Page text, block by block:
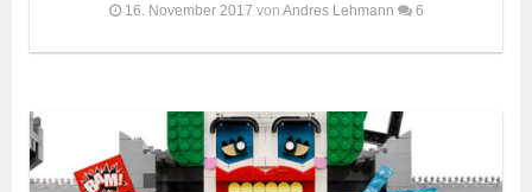
16. November 2017 von Andres Lehmann 6